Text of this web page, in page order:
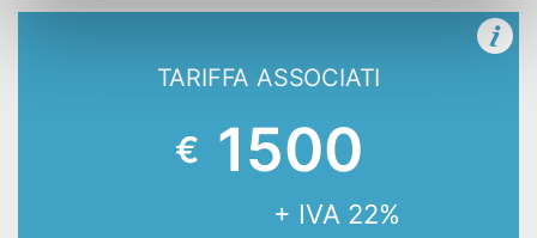
TARIFFA ASSOCIATI
€ 1500
+ IVA 22%